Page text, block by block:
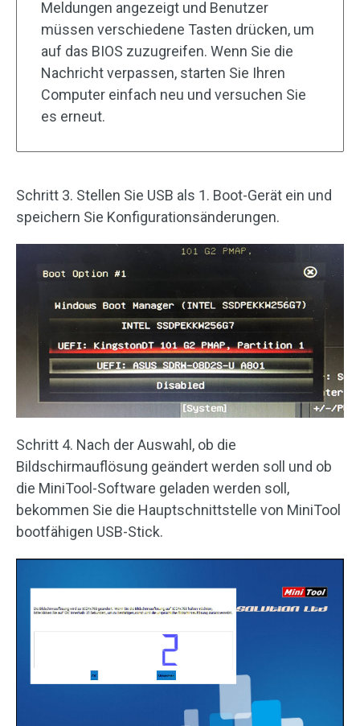
Meldungen angezeigt und Benutzer
müssen verschiedene Tasten drücken, um
auf das BIOS zuzugreifen. Wenn Sie die
Nachricht verpassen, starten Sie Ihren
Computer einfach neu und versuchen Sie
es erneut.
Schritt 3. Stellen Sie USB als 1. Boot-Gerät ein und
speichern Sie Konfigurationsänderungen.
Schritt 4. Nach der Auswahl, ob die
Bildschirmauflösung geändert werden soll und ob
die MiniTool-Software geladen werden soll,
bekommen Sie die Hauptschnittstelle von MiniTool
bootfähigen USB-Stick.